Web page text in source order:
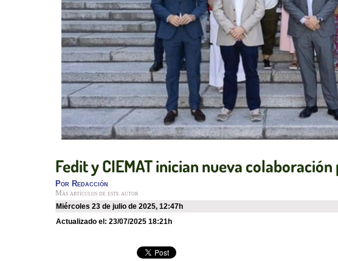
Fedit y CIEMAT inician nueva
Por Redacción
Más artículos de este autor
miércoles 23 de julio de 2025, 12:47h
Actualizado el: 23/07/2025 18:21h